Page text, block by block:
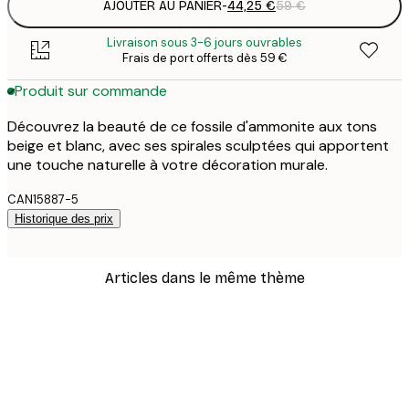
AJOUTER AU PANIER-44,25 €59 €
Livraison sous 3-6 jours ouvrables
Frais de port offerts dès 59 €
Produit sur commande
Découvrez la beauté de ce fossile d'ammonite aux tons
beige et blanc, avec ses spirales sculptées qui apportent
une touche naturelle à votre décoration murale.
CAN15887-5
Historique des prix
Articles dans le même thème